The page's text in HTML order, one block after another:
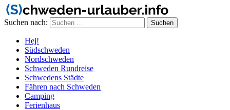
Suchen nach:
Hej!
Südschweden
Nordschweden
Schweden Rundreise
Schwedens Städte
Fähren nach Schweden
Camping
Ferienhaus